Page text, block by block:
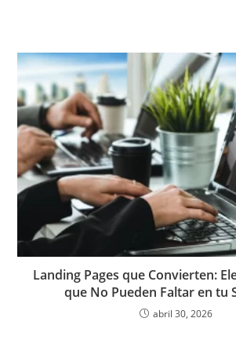
Landing Pages que Convierten:
que No Pueden Faltar en tu
abril 30, 2026